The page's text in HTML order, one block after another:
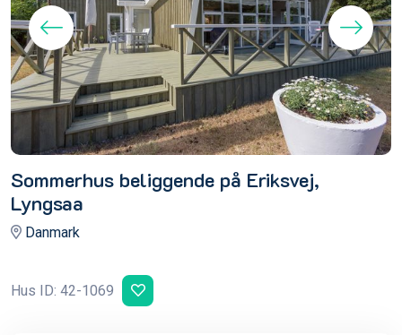
Sommerhus beliggende på Eriksvej,
Lyngsaa
Danmark
Hus ID: 42-1069